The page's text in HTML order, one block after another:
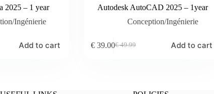
2025 – 1 year
Ingénierie
Add to cart
Autodesk AutoCAD 2025 – 1year
Conception/Ingénierie
€49.99
Original
€39.00Current
Add to cart